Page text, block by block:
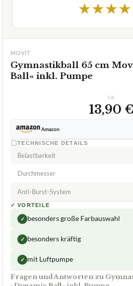
★★★★
MOVIT
Gymnastikball 65 cm
Ball« inkl. Pumpe
ca.
13,90 €
Amazon
TECHNISCHE DETAILS
Belastbarkeit
Durchmesser
Anti-Burst-System
✓ VORTEILE
✓ besonders große Farbauswahl
✓ besonders kräftig
✓ mit Luftpumpe
Fragen und Antworten zu